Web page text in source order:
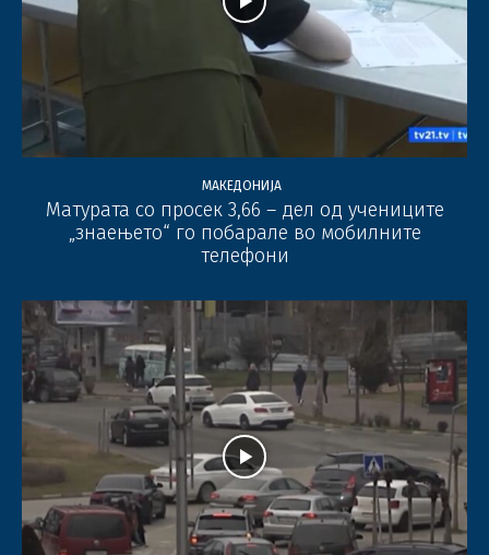
МАКЕДОНИЈА
Матурата со просек 3,66 – дел од учениците
„знаењето“ го побарале во мобилните
телефони